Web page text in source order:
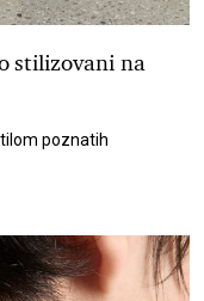
stilizovani na
poznatih